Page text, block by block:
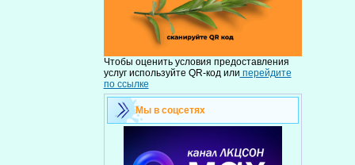
Чтобы оценить условия предоставления
услуг используйте QR-код или перейдите
по ссылке
Мы в соцсетях